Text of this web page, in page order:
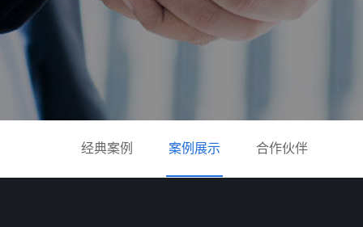
经典案例 案例展示 合作伙伴